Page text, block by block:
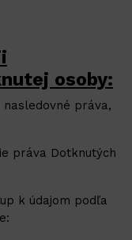
osoby:
nasledovné práva,
práva Dotknutých
k údajom podľa